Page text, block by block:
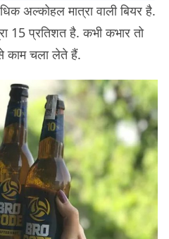
अल्कोहल मात्रा वाली बियर है.
15 प्रतिशत है. कभी कभार तो
काम चला लेते हैं.